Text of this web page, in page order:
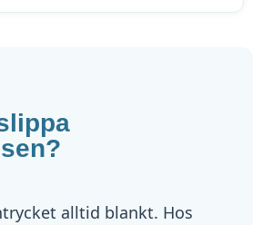
alltid blankt. Hos